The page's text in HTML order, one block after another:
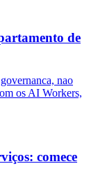
de
nao
os AI Workers,
comece